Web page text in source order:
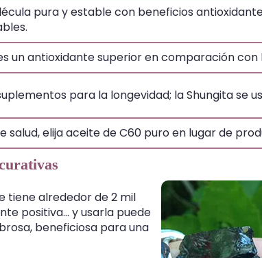
pura y estable con beneficios
un antioxidante superior en comparación
para la longevidad; la Shungita se
salud, elija aceite de C60 puro en lugar de
tiene alrededor de 2 mil
positiva... y usarla puede
beneficiosa para una